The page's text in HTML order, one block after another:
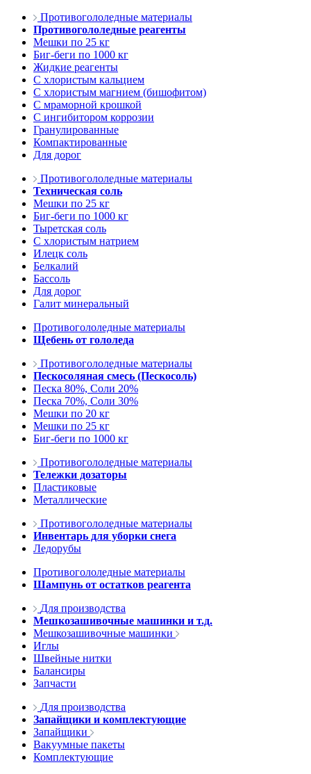
Противогололедные материалы
Противогололедные реагенты
Мешки по 25 кг
Биг-беги по 1000 кг
Жидкие реагенты
С хлористым кальцием
С хлористым магнием (бишофитом)
С мраморной крошкой
С ингибитором коррозии
Гранулированные
Компактированные
Для дорог
Противогололедные материалы
Техническая соль
Мешки по 25 кг
Биг-беги по 1000 кг
Тыретская соль
С хлористым натрием
Илецк соль
Белкалий
Бассоль
Для дорог
Галит минеральный
Противогололедные материалы
Щебень от гололеда
Противогололедные материалы
Пескосоляная смесь (Пескосоль)
Песка 80%, Соли 20%
Песка 70%, Соли 30%
Мешки по 20 кг
Мешки по 25 кг
Биг-беги по 1000 кг
Противогололедные материалы
Тележки дозаторы
Пластиковые
Металлические
Противогололедные материалы
Инвентарь для уборки снега
Ледорубы
Противогололедные материалы
Шампунь от остатков реагента
Для производства
Мешкозашивочные машинки и т.д.
Мешкозашивочные машинки
Иглы
Швейные нитки
Балансиры
Запчасти
Для производства
Запайщики и комплектующие
Запайщики
Вакуумные пакеты
Комплектующие